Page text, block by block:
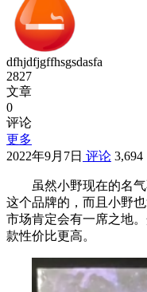
dfhjdfjgffhsgsdasfa
2827
文章
0
评论
更多
2022年9月7日 评论 3,694
虽然小野现在的名
这个品牌的，而且小野
市场肯定会有一席之地
款性价比更高。